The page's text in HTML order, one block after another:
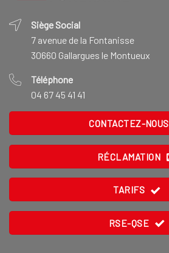
Siège Social
7 avenue de la Fontanisse
30660 Gallargues le Montueux
Téléphone
04 67 45 41 41
CONTACTEZ-NOUS
RÉCLAMATION
TARIFS
RSE-QSE